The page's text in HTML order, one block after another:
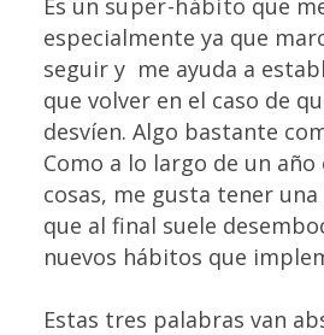
Es un super-hábito que
especialmente ya que
seguir y me ayuda a
que volver en el caso de
desvíen. Algo bastante
Como a lo largo de un
cosas, me gusta tener
que al final suele
nuevos hábitos que
Estas tres palabras van